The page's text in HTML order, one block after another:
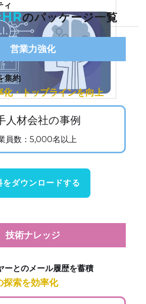
ィ
のパッケージ一覧
営業力強化
集約
化・トップラインを向上
人材会社の事例
員数：5,000名以上
をダウンロードする
技術ナレッジ
ーとのメール履歴を蓄積
探索を効率化